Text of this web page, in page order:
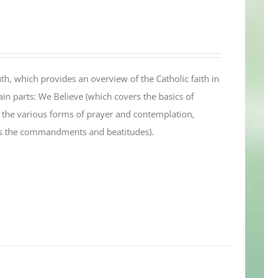
which provides an overview of the Catholic faith in
parts: We Believe (which covers the basics of
various forms of prayer and contemplation,
the commandments and beatitudes).